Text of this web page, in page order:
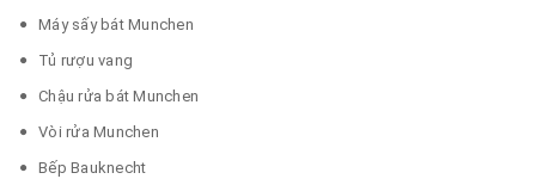
Máy sấy bát Munchen
Tủ rượu vang
Chậu rửa bát Munchen
Vòi rửa Munchen
Bếp Bauknecht